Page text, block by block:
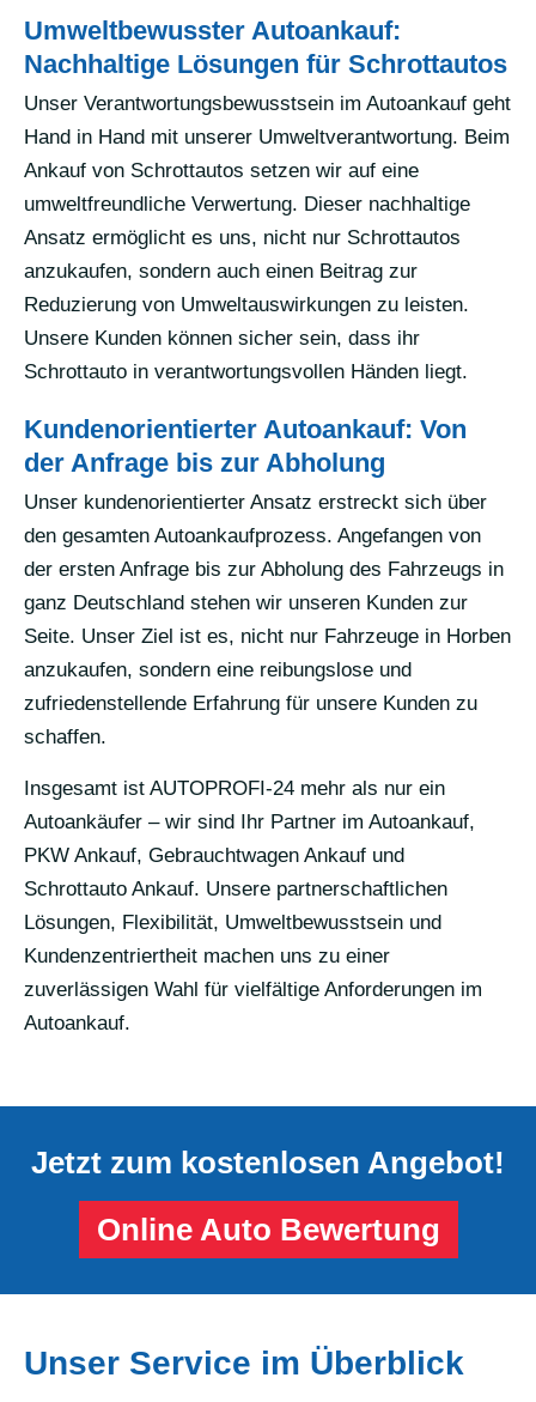
Umweltbewusster Autoankauf:
Nachhaltige Lösungen für Schrottautos
Unser Verantwortungsbewusstsein im Autoankauf geht
Hand in Hand mit unserer Umweltverantwortung. Beim
Ankauf von Schrottautos setzen wir auf eine
umweltfreundliche Verwertung. Dieser nachhaltige
Ansatz ermöglicht es uns, nicht nur Schrottautos
anzukaufen, sondern auch einen Beitrag zur
Reduzierung von Umweltauswirkungen zu leisten.
Unsere Kunden können sicher sein, dass ihr
Schrottauto in verantwortungsvollen Händen liegt.
Kundenorientierter Autoankauf: Von
der Anfrage bis zur Abholung
Unser kundenorientierter Ansatz erstreckt sich über
den gesamten Autoankaufprozess. Angefangen von
der ersten Anfrage bis zur Abholung des Fahrzeugs in
ganz Deutschland stehen wir unseren Kunden zur
Seite. Unser Ziel ist es, nicht nur Fahrzeuge in Horben
anzukaufen, sondern eine reibungslose und
zufriedenstellende Erfahrung für unsere Kunden zu
schaffen.
Insgesamt ist AUTOPROFI-24 mehr als nur ein
Autoankäufer – wir sind Ihr Partner im Autoankauf,
PKW Ankauf, Gebrauchtwagen Ankauf und
Schrottauto Ankauf. Unsere partnerschaftlichen
Lösungen, Flexibilität, Umweltbewusstsein und
Kundenzentriertheit machen uns zu einer
zuverlässigen Wahl für vielfältige Anforderungen im
Autoankauf.
Jetzt zum kostenlosen Angebot!
Online Auto Bewertung
Unser Service im Überblick